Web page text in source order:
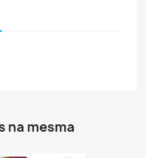
na mesma